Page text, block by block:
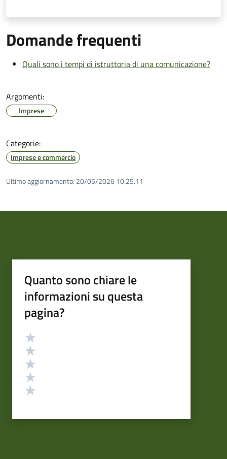
Domande frequenti
Quali sono i tempi di istruttoria di una comunicazione?
Argomenti:
Imprese
Categorie:
Imprese e commercio
Ultimo aggiornamento: 20/05/2026 10:25.11
Quanto sono chiare le
informazioni su questa
pagina?
Valutazione